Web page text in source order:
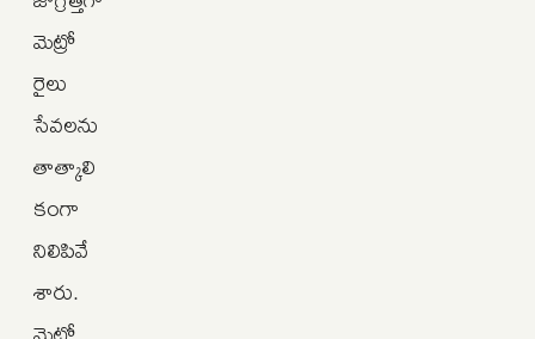
మెట్రో
రైలు
సేవలను
తాత్కాలి
కంగా
నిలిపివే
శారు.